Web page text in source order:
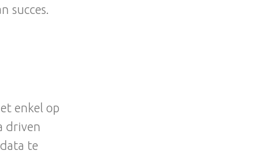
succes.
enkel op
driven
te